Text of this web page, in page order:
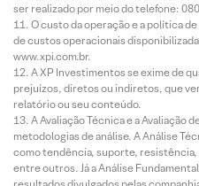
ser realizado por meio do telefone:
O custo da operação e a política
de custos operacionais
www.xpi.com.br.
A XP Investimentos se exime de
prejuízos, diretos ou indiretos, que
relatório ou seu conteúdo.
A Avaliação Técnica e a Avaliação
metodologias de análise. A Análise
como tendência, suporte,
entre outros. Já a Análise